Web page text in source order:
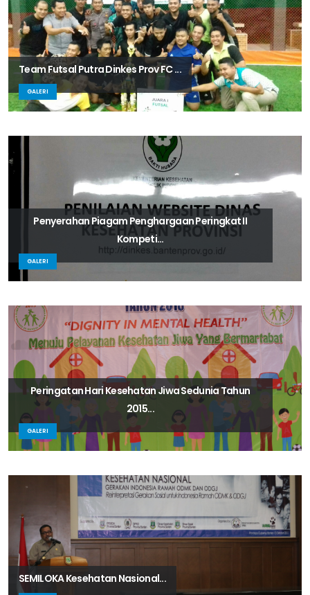
Team Futsal Putra Dinkes Prov FC ...
GALERI
Penyerahan Piagam Penghargaan Peringkat II
Kompeti...
GALERI
Peringatan Hari Kesehatan Jiwa Sedunia Tahun
2015...
GALERI
SEMILOKA Kesehatan Nasional...